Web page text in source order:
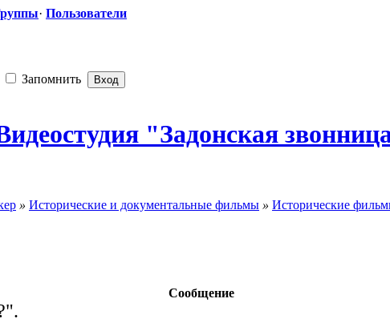
· Пользователи
Запомнить
"Задонск​ая
» Исторические и документальные фильмы » Исторические
Сообщение